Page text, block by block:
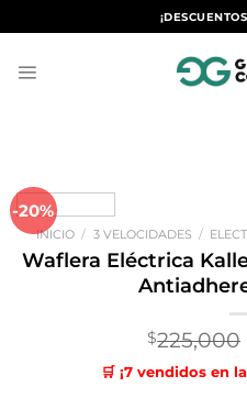
al
-20%
INICIO / 3 VELOCIDADES /
Waflera Eléctrica
$225,000
🛒 ¡7 vendidos en